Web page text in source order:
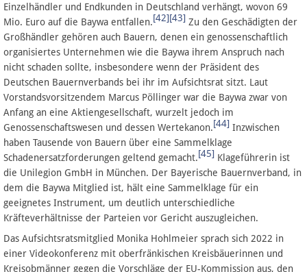
Einzelhändler und Endkunden in Deutschland verhängt, wovon 69
Mio. Euro auf die Baywa entfallen.[42][43] Zu den Geschädigten der
Großhändler gehören auch Bauern, denen ein genossenschaftlich
organisiertes Unternehmen wie die Baywa ihrem Anspruch nach
nicht schaden sollte, insbesondere wenn der Präsident des
Deutschen Bauernverbands bei ihr im Aufsichtsrat sitzt. Laut
Vorstandsvorsitzendem Marcus Pöllinger war die Baywa zwar von
Anfang an eine Aktiengesellschaft, wurzelt jedoch im
Genossenschaftswesen und dessen Wertekanon.[44] Inzwischen
haben Tausende von Bauern über eine Sammelklage
Schadenersatzforderungen geltend gemacht.[45] Klageführerin ist
die Unilegion GmbH in München. Der Bayerische Bauernverband, in
dem die Baywa Mitglied ist, hält eine Sammelklage für ein
geeignetes Instrument, um deutlich unterschiedliche
Kräfteverhältnisse der Parteien vor Gericht auszugleichen.
Das Aufsichtsratsmitglied Monika Hohlmeier sprach sich 2022 in
einer Videokonferenz mit oberfränkischen Kreisbäuerinnen und
Kreisobmänner gegen die Vorschläge der EU-Kommission aus, den